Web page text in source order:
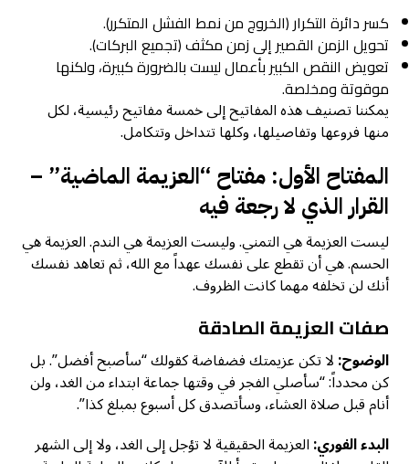
كسر دائرة التكرار (الخروج من نمط الفشل المتكرر).
تحويل الزمن القصير إلى زمن مكثف (تجميع البركات).
تعويض النقص الكبير بأعمال ليست بالضرورة كبيرة، ولكنها
موقوتة ومخلصة.
يمكننا تصنيف هذه المفاتيح إلى خمسة مفاتيح رئيسية، لكل
منها فروعها وتفاصيلها، وكلها تتداخل وتتكامل.
المفتاح الأول: مفتاح “العزيمة الماضية” –
القرار الذي لا رجعة فيه
ليست العزيمة هي التمني. وليست العزيمة هي الندم. العزيمة هي
الحسم. هي أن تقطع على نفسك عهداً مع الله، ثم تعاهد نفسك
أنك لن تخلفه مهما كانت الظروف.
صفات العزيمة الصادقة
الوضوح:لا تكن عزيمتك فضفاضة كقولك “سأصبح أفضل”. بل
كن محدداً: “سأصلي الفجر في وقتها جماعة ابتداء من الغد، ولن
أنام قبل صلاة العشاء، وسأتصدق كل أسبوع بمبلغ كذا”.
البدء الفوري:العزيمة الحقيقية لا تؤجل إلى الغد، ولا إلى الشهر